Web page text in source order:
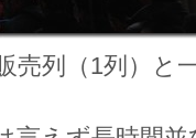
売列（1列）と